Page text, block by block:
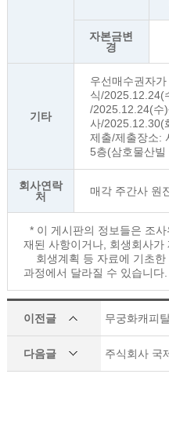
자본금변
경
기타
우선매수권자
식/2025.12.24(
/2025.12.24(수
사/2025.12.30(
제출/제출장소:
5층(삼호물산빌
회사연락
처
매각 주간사 원
* 이 게시판의 정보들은 조
재된 사항이거나, 회생회사가
회생계획 등 자료에 기초한
과정에서 달라질 수 있습니다.
이전글 무궁화캐피
다음글 주식회사 국